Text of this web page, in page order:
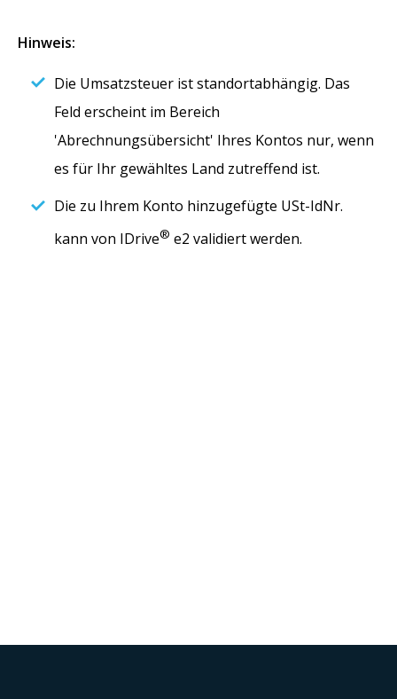
Hinweis:
Die Umsatzsteuer ist standortabhängig. Das
Feld erscheint im Bereich
'Abrechnungsübersicht' Ihres Kontos nur, wenn
es für Ihr gewähltes Land zutreffend ist.
Die zu Ihrem Konto hinzugefügte USt-IdNr.
kann von IDrive® e2 validiert werden.